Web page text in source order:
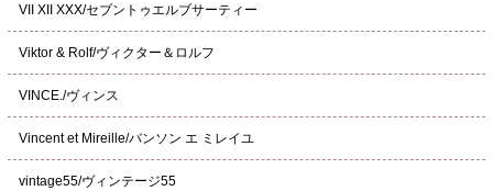
VII XII XXX/セブントゥエルブサーティー
Viktor & Rolf/ヴィクター＆ロルフ
VINCE./ヴィンス
Vincent et Mireille/バンソン エ ミレイユ
vintage55/ヴィンテージ55